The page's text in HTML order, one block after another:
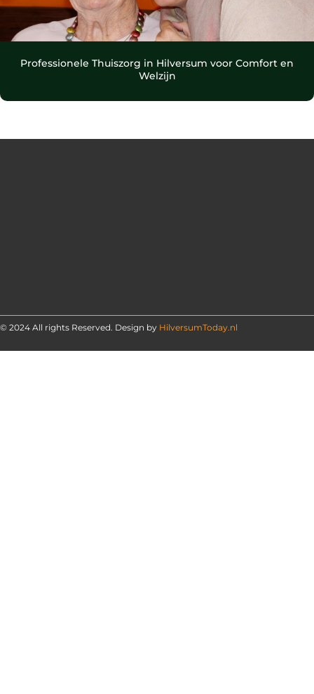
Professionele Thuiszorg in Hilversum voor Comfort en
Welzijn
© 2024 All rights Reserved. Design by HilversumToday.nl